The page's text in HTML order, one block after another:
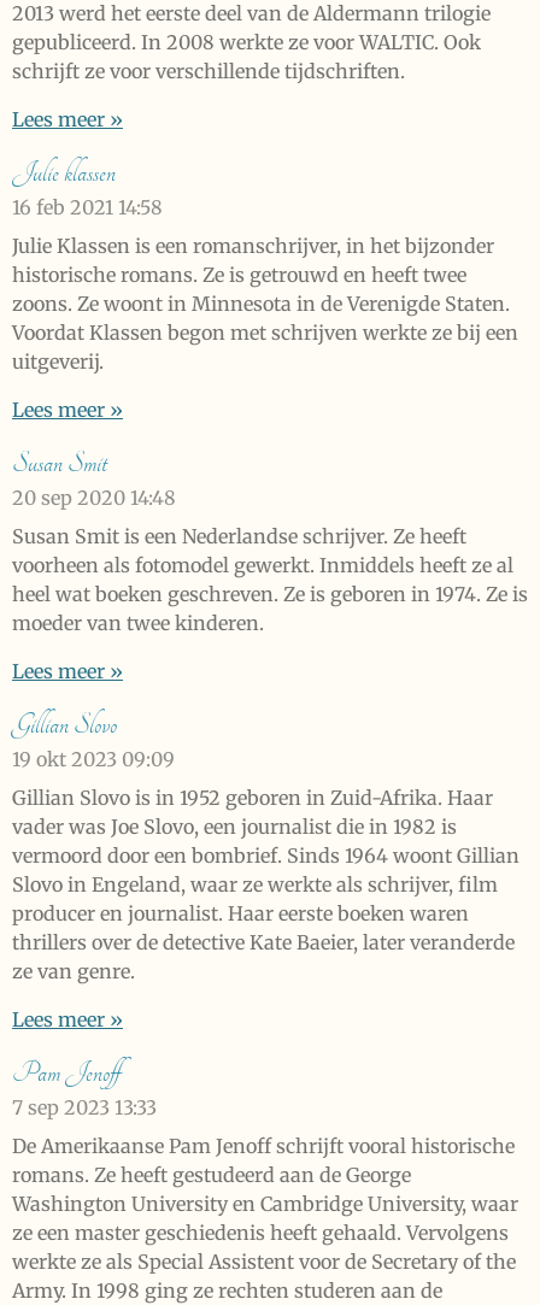
2013 werd het eerste deel van de Aldermann trilogie
gepubliceerd. In 2008 werkte ze voor WALTIC. Ook
schrijft ze voor verschillende tijdschriften.
Lees meer »
Julie klassen
16 feb 2021 14:58
Julie Klassen is een romanschrijver, in het bijzonder
historische romans. Ze is getrouwd en heeft twee
zoons. Ze woont in Minnesota in de Verenigde Staten.
Voordat Klassen begon met schrijven werkte ze bij een
uitgeverij.
Lees meer »
Susan Smit
20 sep 2020 14:48
Susan Smit is een Nederlandse schrijver. Ze heeft
voorheen als fotomodel gewerkt. Inmiddels heeft ze al
heel wat boeken geschreven. Ze is geboren in 1974. Ze is
moeder van twee kinderen.
Lees meer »
Gillian Slovo
19 okt 2023 09:09
Gillian Slovo is in 1952 geboren in Zuid-Afrika. Haar
vader was Joe Slovo, een journalist die in 1982 is
vermoord door een bombrief. Sinds 1964 woont Gillian
Slovo in Engeland, waar ze werkte als schrijver, film
producer en journalist. Haar eerste boeken waren
thrillers over de detective Kate Baeier, later veranderde
ze van genre.
Lees meer »
Pam Jenoff
7 sep 2023 13:33
De Amerikaanse Pam Jenoff schrijft vooral historische
romans. Ze heeft gestudeerd aan de George
Washington University en Cambridge University, waar
ze een master geschiedenis heeft gehaald. Vervolgens
werkte ze als Special Assistent voor de Secretary of the
Army. In 1998 ging ze rechten studeren aan de